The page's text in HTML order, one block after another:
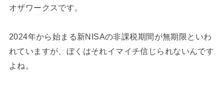
オザワークスです。
2024年から始まる新NISAの非課税期間が無期限といわ
れていますが、ぼくはそれイマイチ信じられないんです
よね。